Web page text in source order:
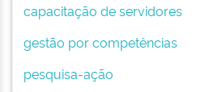
capacitação de servidores
gestão por competências
pesquisa-ação